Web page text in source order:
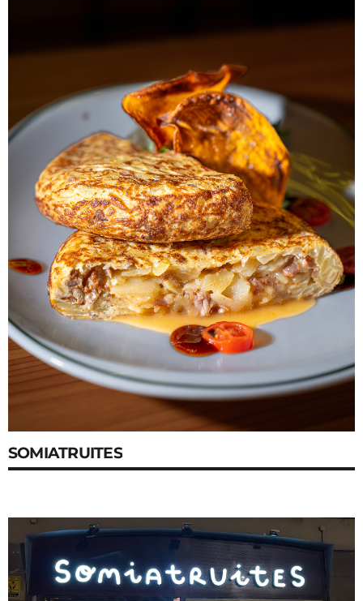
NOTÍCIES ALBERT
LA MOSTRA JAZZ TORTOSA,
CONVOCA EL CONCURS ANUAL
DE DISSENY DE CARTELLS DEL
FESTIVAL
SOMIATRUITES